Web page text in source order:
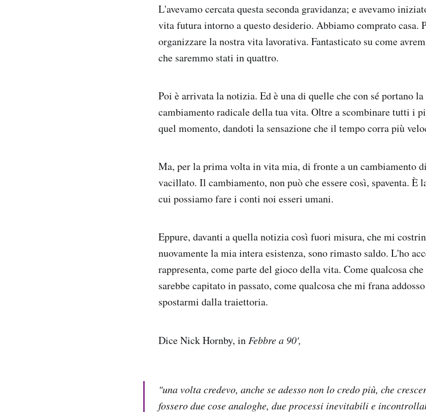
L'avevamo cercata questa seconda gravidanza; e avevamo
vita futura intorno a questo desiderio. Abbiamo comprato casa.
organizzare la nostra vita lavorativa. Fantasticato su come
che saremmo stati in quattro.
Poi è arrivata la notizia. Ed è una di quelle che con sé portano
cambiamento radicale della tua vita. Oltre a scombinare tutti i
quel momento, dandoti la sensazione che il tempo corra più
Ma, per la prima volta in vita mia, di fronte a un cambiamento
vacillato. Il cambiamento, non può che essere così, spaventa. È
cui possiamo fare i conti noi esseri umani.
Eppure, davanti a quella notizia così fuori misura, che mi
nuovamente la mia intera esistenza, sono rimasto saldo. L'ho
rappresenta, come parte del gioco della vita. Come qualcosa
sarebbe capitato in passato, come qualcosa che mi frana
spostarmi dalla traiettoria.
Dice Nick Hornby, in Febbre a 90',
"una volta credevo, anche se adesso non lo credo più, che
fossero due cose analoghe, due processi inevitabili e